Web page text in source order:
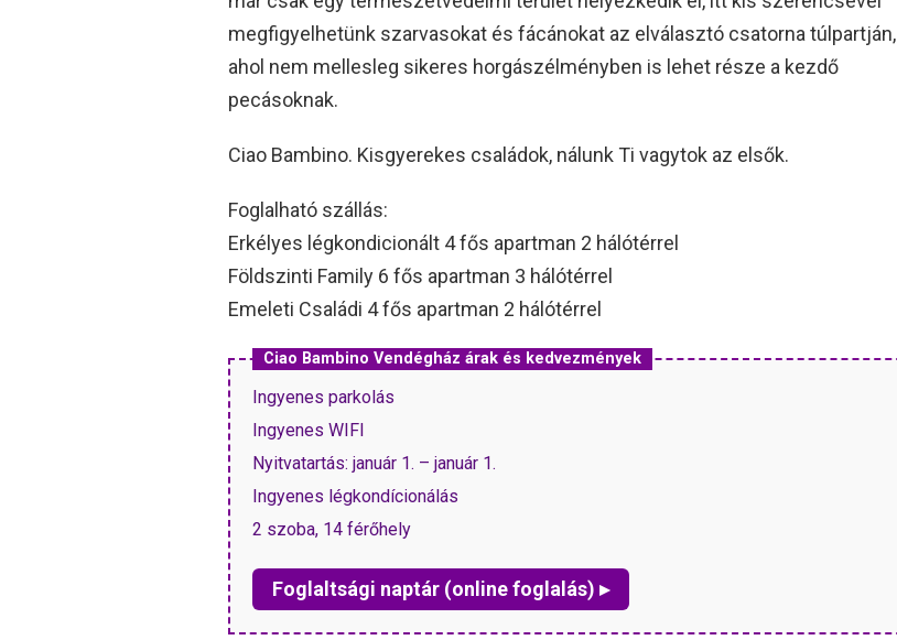
megfigyelhetünk szarvasokat és fácánokat az elválasztó csatorna túlpartján,
ahol nem mellesleg sikeres horgászélményben is lehet része a kezdő
pecásoknak.
Ciao Bambino. Kisgyerekes családok, nálunk Ti vagytok az elsők.
Foglalható szállás:
Erkélyes légkondicionált 4 fős apartman 2 hálótérrel
Földszinti Family 6 fős apartman 3 hálótérrel
Emeleti Családi 4 fős apartman 2 hálótérrel
Ciao Bambino Vendégház árak és kedvezmények
Ingyenes parkolás
Ingyenes WIFI
Nyitvatartás: január 1. – január 1.
Ingyenes légkondícionálás
2 szoba, 14 férőhely
Foglaltsági naptár (online foglalás) ▸